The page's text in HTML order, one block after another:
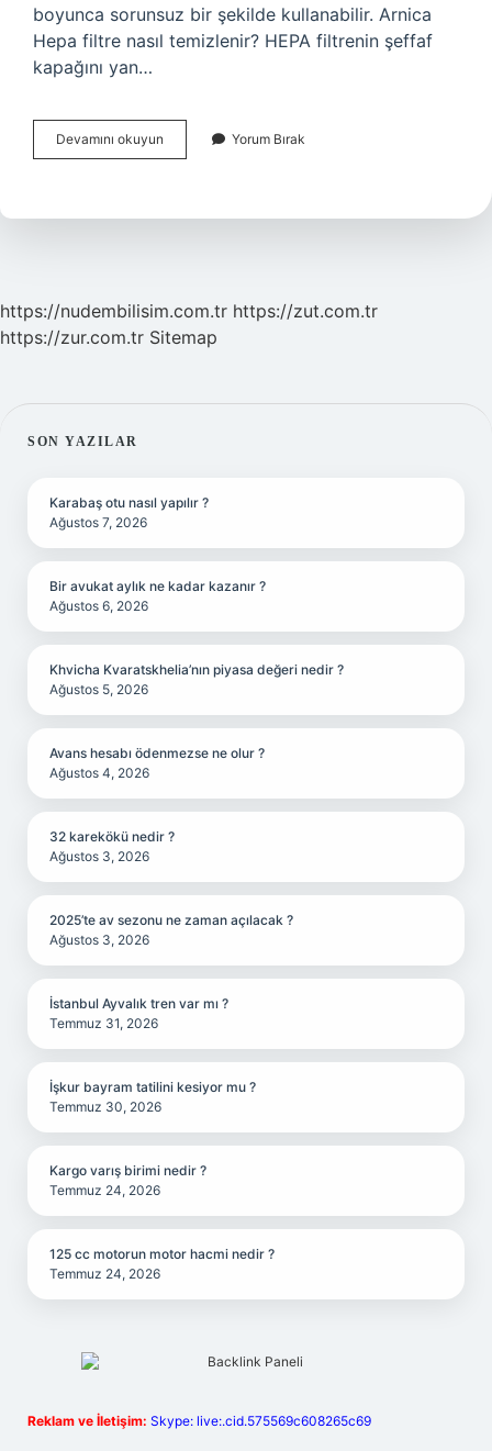
boyunca sorunsuz bir şekilde kullanabilir. Arnica
Hepa filtre nasıl temizlenir? HEPA filtrenin şeffaf
kapağını yan…
Devamını okuyun
Elektrik
Kırmızı
Yorum Bırak
https://nudembilisim.com.tr https://zut.com.tr
https://zur.com.tr Sitemap
SIDEBAR
SON YAZILAR
Karabaş otu nasıl yapılır ?
Ağustos 7, 2026
Bir avukat aylık ne kadar kazanır ?
Ağustos 6, 2026
Khvicha Kvaratskhelia’nın piyasa değeri nedir ?
Ağustos 5, 2026
Avans hesabı ödenmezse ne olur ?
Ağustos 4, 2026
32 karekökü nedir ?
Ağustos 3, 2026
2025’te av sezonu ne zaman açılacak ?
Ağustos 3, 2026
İstanbul Ayvalık tren var mı ?
Temmuz 31, 2026
İşkur bayram tatilini kesiyor mu ?
Temmuz 30, 2026
Kargo varış birimi nedir ?
Temmuz 24, 2026
125 cc motorun motor hacmi nedir ?
Temmuz 24, 2026
Reklam ve İletişim: Skype: live:.cid.575569c608265c69